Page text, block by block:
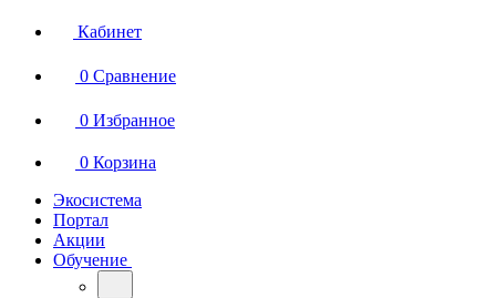
Кабинет
0 Сравнение
0 Избранное
0 Корзина
Экосистема
Портал
Акции
Обучение